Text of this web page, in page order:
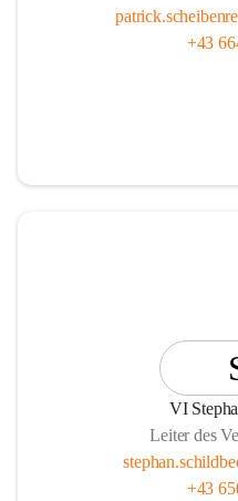
+43
VI
Leiter des
+43